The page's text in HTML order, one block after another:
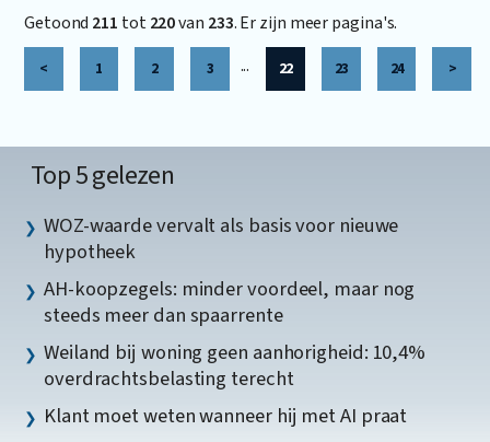
Getoond 211 tot220van 233. Er zijn meer pagina's.
< 1 2 3 ... 22 23 24 >
Top 5 gelezen
WOZ-waarde vervalt als basis voor nieuwe
hypotheek
AH-koopzegels: minder voordeel, maar nog
steeds meer dan spaarrente
Weiland bij woning geen aanhorigheid: 10,4%
overdrachtsbelasting terecht
Klant moet weten wanneer hij met AI praat